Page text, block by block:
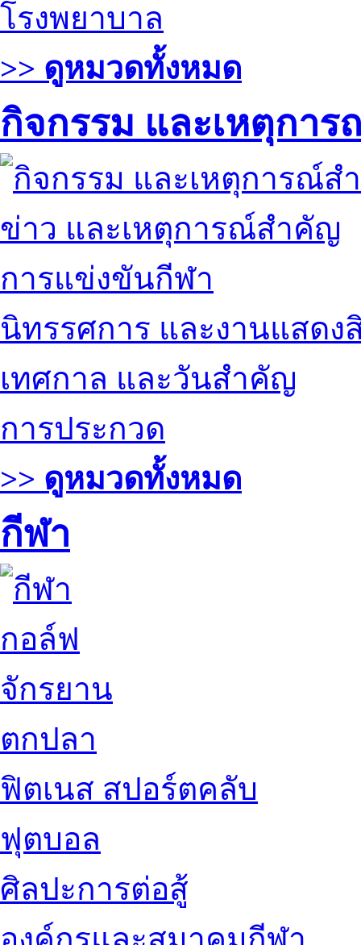
โรงพยาบาล
>> ดูหมวดทั้งหมด
กิจกรรม และเหตุกา
ข่าว และเหตุการณ์สำคัญ
การแข่งขันกีฬา
นิทรรศการ และงานแสดง
เทศกาล และวันสำคัญ
การประกวด
>> ดูหมวดทั้งหมด
กีฬา
กอล์ฟ
จักรยาน
ตกปลา
ฟิตเนส สปอร์ตคลับ
ฟุตบอล
ศิลปะการต่อสู้